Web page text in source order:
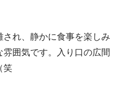
れ、静かに食事を楽しみ
囲気です。入り口の広間
笑